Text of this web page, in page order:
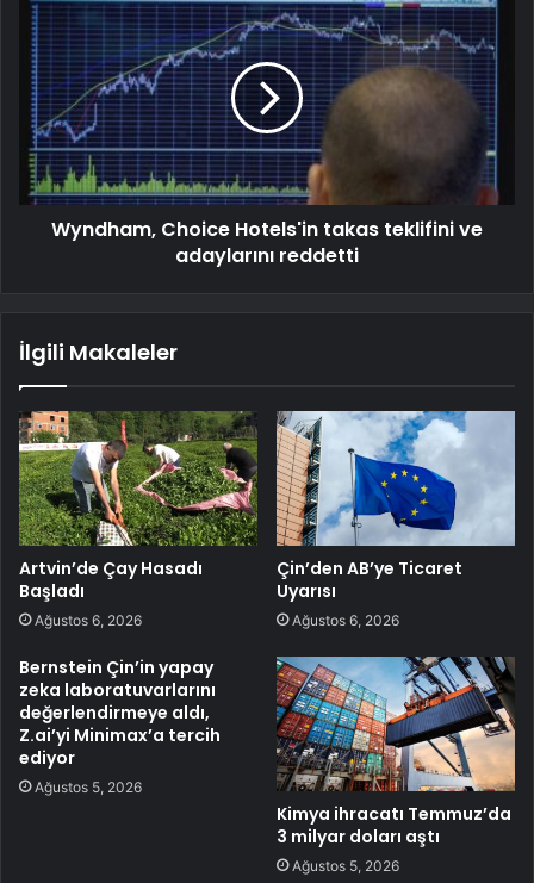
Wyndham, Choice Hotels'in takas teklifini ve
adaylarını reddetti
İlgili Makaleler
Artvin’de Çay Hasadı
Başladı
Ağustos 6, 2026
Çin’den AB’ye Ticaret
Uyarısı
Ağustos 6, 2026
Bernstein Çin’in yapay
zeka laboratuvarlarını
değerlendirmeye aldı,
Z.ai’yi Minimax’a tercih
ediyor
Ağustos 5, 2026
Kimya ihracatı Temmuz’da
3 milyar doları aştı
Ağustos 5, 2026